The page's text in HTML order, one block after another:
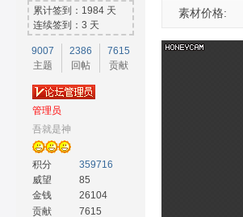
累计签到：1984 天
连续签到：3 天
9007
主题
2386
回帖
7615
贡献
管理员
吾就是神
积分
359716
威望
85
金钱
26104
贡献
7615
素材价格: